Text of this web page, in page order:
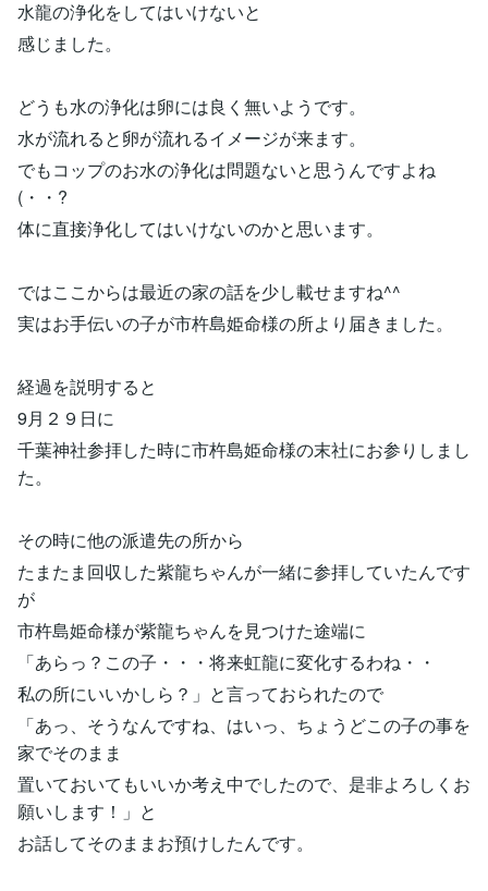
水龍の浄化をしてはいけないと
感じました。
どうも水の浄化は卵には良く無いようです。
水が流れると卵が流れるイメージが来ます。
でもコップのお水の浄化は問題ないと思うんですよね
(・・?
体に直接浄化してはいけないのかと思います。
ではここからは最近の家の話を少し載せますね^^
実はお手伝いの子が市杵島姫命様の所より届きました。
経過を説明すると
9月２９日に
千葉神社参拝した時に市杵島姫命様の末社にお参りしまし
た。
その時に他の派遣先の所から
たまたま回収した紫龍ちゃんが一緒に参拝していたんです
が
市杵島姫命様が紫龍ちゃんを見つけた途端に
「あらっ？この子・・・将来虹龍に変化するわね・・
私の所にいいかしら？」と言っておられたので
「あっ、そうなんですね、はいっ、ちょうどこの子の事を
家でそのまま
置いておいてもいいか考え中でしたので、是非よろしくお
願いします！」と
お話してそのままお預けしたんです。